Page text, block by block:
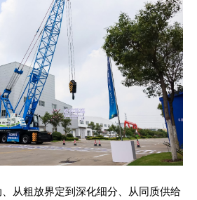
从粗放界定到深化细分、从同质供给